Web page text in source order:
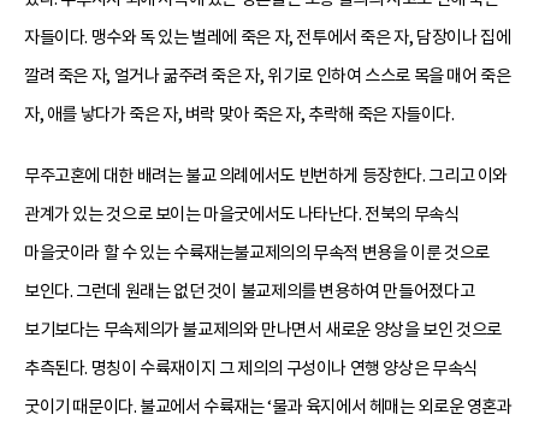
자들이다. 맹수와 독 있는 벌레에 죽은 자, 전투에서 죽은 자, 담장이나 집에
깔려 죽은 자, 얼거나 굶주려 죽은 자, 위기로 인하여 스스로 목을 매어 죽은
자, 애를 낳다가 죽은 자, 벼락 맞아 죽은 자, 추락해 죽은 자들이다.
무주고혼에 대한 배려는 불교 의례에서도 빈번하게 등장한다. 그리고 이와
관계가 있는 것으로 보이는 마을굿에서도 나타난다. 전북의 무속식
마을굿이라 할 수 있는 수륙재는불교제의의 무속적 변용을 이룬 것으로
보인다. 그런데 원래는 없던 것이 불교제의를 변용하여 만들어졌다고
보기보다는 무속제의가 불교제의와 만나면서 새로운 양상을 보인 것으로
추측된다. 명칭이 수륙재이지 그 제의의 구성이나 연행 양상은 무속식
굿이기 때문이다. 불교에서 수륙재는 ‘물과 육지에서 헤매는 외로운 영혼과